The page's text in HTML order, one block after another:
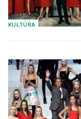
KULTÚRA